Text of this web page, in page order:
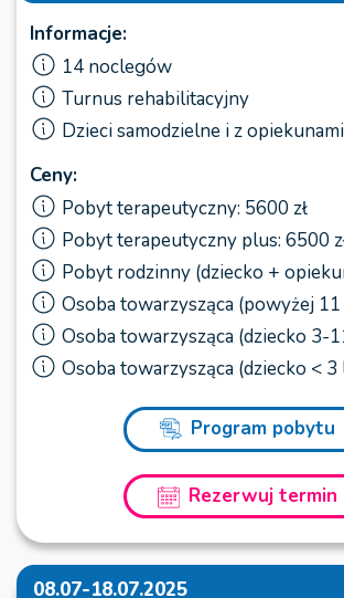
Informacje:
14 noclegów
Turnus rehabilitacyjny
Dzieci samodzielne i z opiekunami
Ceny:
Pobyt terapeutyczny: 5600 zł
Pobyt terapeutyczny plus: 6500
Pobyt rodzinny (dziecko +
Osoba towarzysząca (powyżej 11
Osoba towarzysząca (dziecko 3-
Osoba towarzysząca (dziecko < 3
Program pobytu
Rezerwuj termin
08.07-18.07.2025